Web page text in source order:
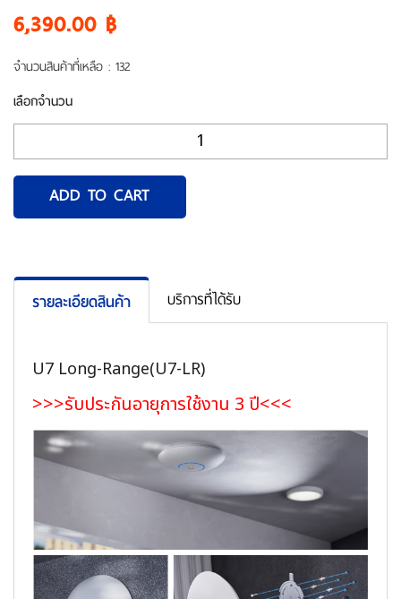
6,390.00 ฿
จำนวนสินค้าที่เหลือ : 132
เลือกจำนวน
ADD TO CART
รายละเอียดสินค้า บริการที่ได้รับ
U7 Long-Range(U7-LR)
>>>รับประกันอายุการใช้งาน 3 ปี<<<